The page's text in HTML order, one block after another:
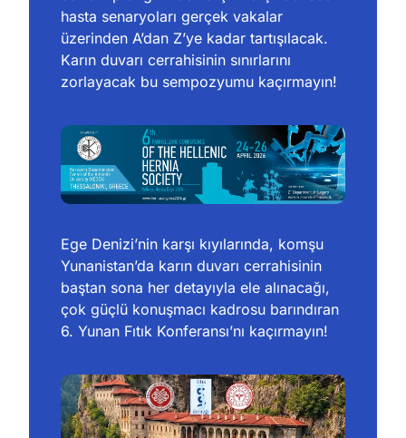
hasta senaryoları gerçek vakalar
üzerinden A’dan Z’ye kadar tartışılacak.
Karın duvarı cerrahisinin sınırlarını
zorlayacak bu sempozyumu kaçırmayın!
Ege Denizi’nin karşı kıyılarında, komşu
Yunanistan’da karın duvarı cerrahisinin
baştan sona her detayıyla ele alınacağı,
çok güçlü konuşmacı kadrosu barındıran
6. Yunan Fıtık Konferansı’nı kaçırmayın!